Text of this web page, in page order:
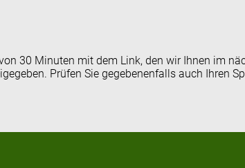
30 Minuten mit dem Link, den wir Ihnen im
Prüfen Sie gegebenenfalls auch Ihren